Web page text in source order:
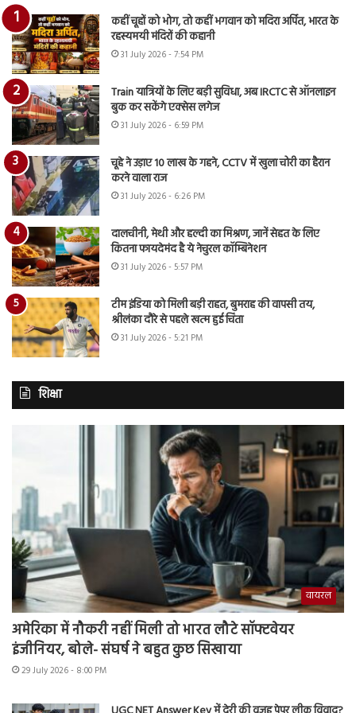
कहीं चूहों को भोग, तो कहीं भगवान को मदिरा अर्पित, भारत के
रहस्यमयी मंदिरों की कहानी
31 July 2026 - 7:54 PM
Train यात्रियों के लिए बड़ी सुविधा, अब IRCTC से ऑनलाइन
बुक कर सकेंगे एक्सेस लगेज
31 July 2026 - 6:59 PM
चूहे ने उड़ाए 10 लाख के गहने, CCTV में खुला चोरी का हैरान
करने वाला राज
31 July 2026 - 6:26 PM
दालचीनी, मेथी और हल्दी का मिश्रण, जानें सेहत के लिए
कितना फायदेमंद है ये नेचुरल कॉम्बिनेशन
31 July 2026 - 5:57 PM
टीम इंडिया को मिली बड़ी राहत, बुमराह की वापसी तय,
श्रीलंका दौरे से पहले खत्म हुई चिंता
31 July 2026 - 5:21 PM
शिक्षा
वायरल
अमेरिका में नौकरी नहीं मिली तो भारत लौटे सॉफ्टवेयर
इंजीनियर, बोले- संघर्ष ने बहुत कुछ सिखाया
29 July 2026 - 8:00 PM